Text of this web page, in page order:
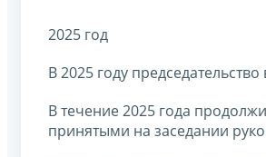
2025 год
В 2025 году
В течение 2025 года
принятыми на заседании